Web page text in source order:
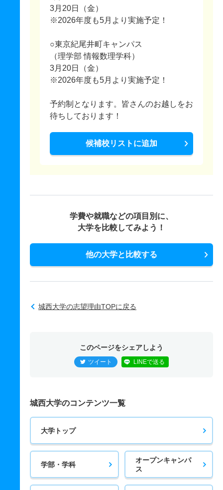
3月20日（金）
※2026年度も5月より実施予定！
○東京紀尾井町キャンパス
（理学部 情報数理学科）
3月20日（金）
※2026年度も5月より実施予定！
予約制となります。皆さんのお越しをお
待ちしております！
候補校リストに追加
学費や就職などの項目別に、
大学を比較してみよう！
他の大学と比較する
城西大学の志望理由TOPに戻る
このページをシェアしよう
ツイート LINEで送る
城西大学のコンテンツ一覧
大学トップ
学部・学科
オープンキャンパ
ス